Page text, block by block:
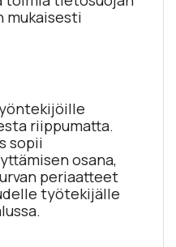
mukaisesti
riippumatta.
sopii
osana,
periaatteet
työtekijälle